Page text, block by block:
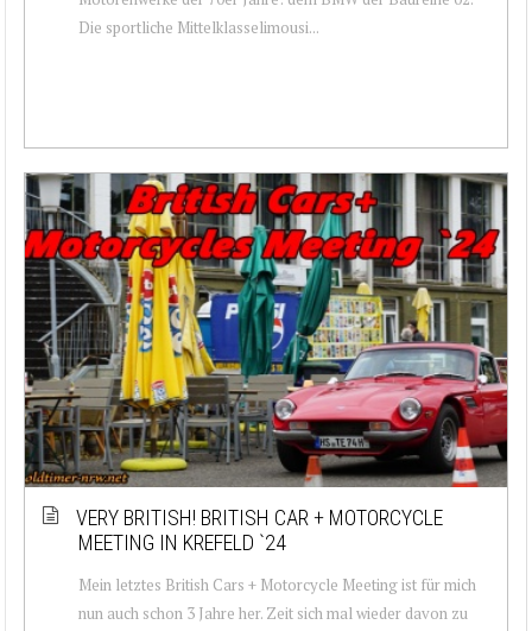
Die sportliche Mittelklasselimousi...
VERY BRITISH! BRITISH CAR + MOTORCYCLE
MEETING IN KREFELD `24
Mein letztes British Cars + Motorcycle Meeting ist für mich
nun auch schon 3 Jahre her. Zeit sich mal wieder davon zu